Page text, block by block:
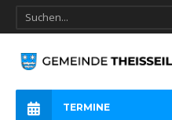
TERMINE